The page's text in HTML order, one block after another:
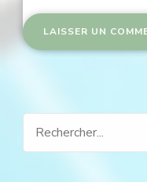
Recherche
pour